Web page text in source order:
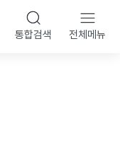
통합검색 전체메뉴